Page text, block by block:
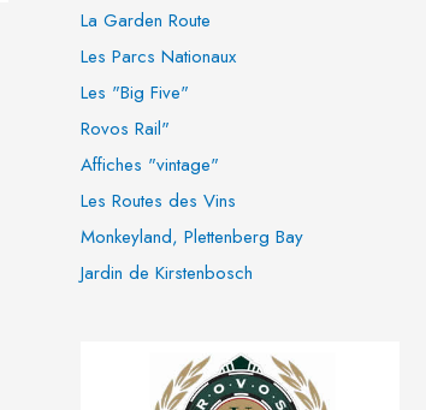
r
c
h
e
r
:
La Garden Route
Les Parcs Nationaux
Les "Big Five"
Rovos Rail"
Affiches "vintage"
Les Routes des Vins
Monkeyland, Plettenberg Bay
Jardin de Kirstenbosch